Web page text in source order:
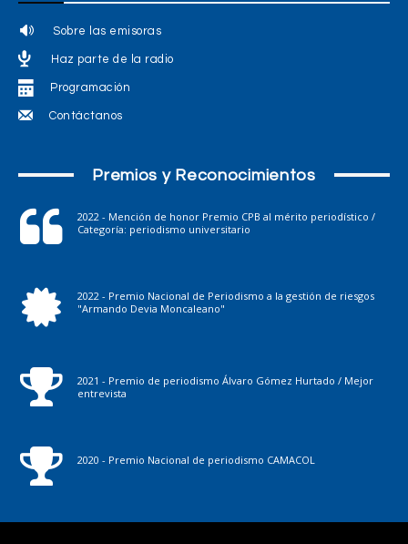
Sobre las emisoras
Haz parte de la radio
Programación
Contáctanos
Premios y Reconocimientos
2022 - Mención de honor Premio CPB al mérito periodístico /
Categoría: periodismo universitario
2022 - Premio Nacional de Periodismo a la gestión de riesgos
"Armando Devia Moncaleano"
2021 - Premio de periodismo Álvaro Gómez Hurtado / Mejor
entrevista
2020 - Premio Nacional de periodismo CAMACOL